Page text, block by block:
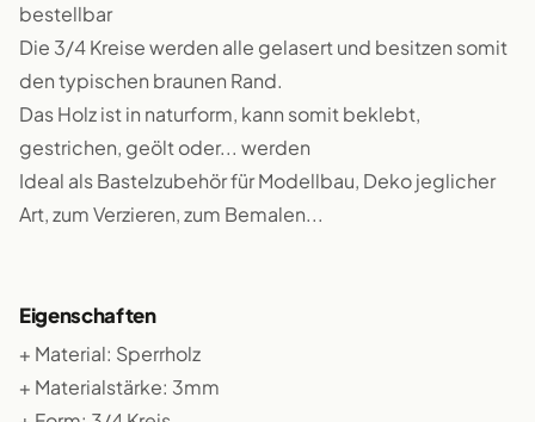
bestellbar
Die 3/4 Kreise werden alle gelasert und besitzen somit
den typischen braunen Rand.
Das Holz ist in naturform, kann somit beklebt,
gestrichen, geölt oder... werden
Ideal als Bastelzubehör für Modellbau, Deko jeglicher
Art, zum Verzieren, zum Bemalen...
Eigenschaften
+ Material: Sperrholz
+ Materialstärke: 3mm